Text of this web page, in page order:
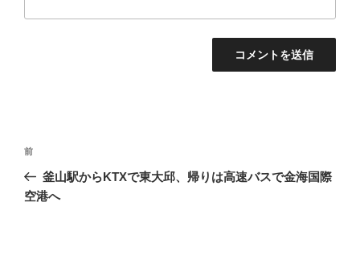
投
ナ
前
の
投
前
釜山駅からKTXで東大邱、帰りは高速バスで金海国際
空港へ